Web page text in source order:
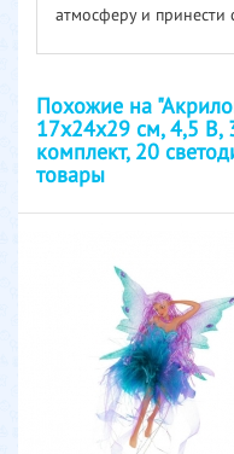
атмосферу и принести
Похожие на
17х24х29 см, 4,5 В,
комплект, 20
товары